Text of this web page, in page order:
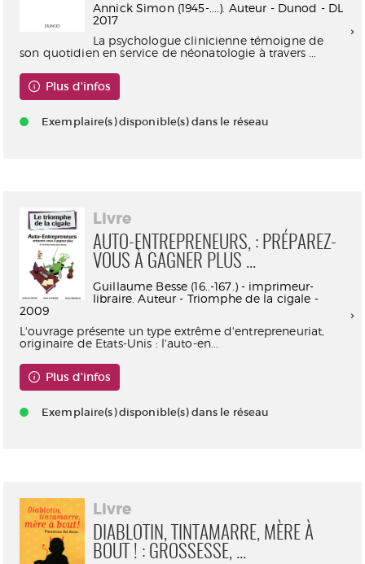
Annick Simon (1945-....). Auteur - Dunod - DL
2017
La psychologue clinicienne témoigne de
son quotidien en service de néonatologie à travers ...
Plus d'infos
Exemplaire(s) disponible(s) dans le réseau
Livre
AUTO-ENTREPRENEURS, : PRÉPAREZ-
VOUS À GAGNER PLUS ...
Guillaume Besse (16..-167.) - imprimeur-
libraire. Auteur - Triomphe de la cigale -
2009
L'ouvrage présente un type extrême d'entrepreneuriat,
originaire de Etats-Unis : l'auto-en...
Plus d'infos
Exemplaire(s) disponible(s) dans le réseau
Livre
DIABLOTIN, TINTAMARRE, MÈRE À
BOUT ! : GROSSESSE, ...